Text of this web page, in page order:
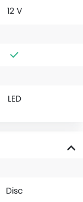
12 V
LED
Disc